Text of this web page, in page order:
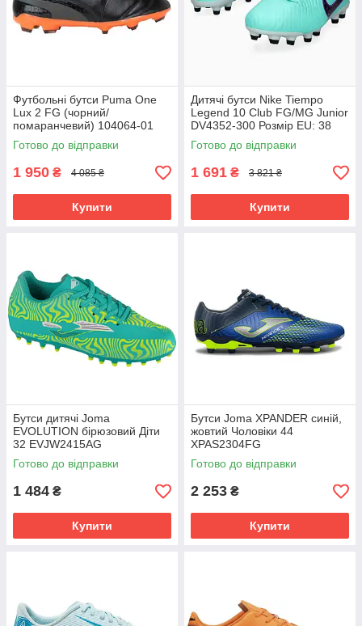
Футбольні бутси Puma One
Lux 2 FG (чорний/
помаранчевий) 104064-01
Розмір EU: 44
Готово до відправки
1 950 ₴ 4 085 ₴
Купити
Дитячі бутси Nike Tiempo
Legend 10 Club FG/MG Junior
DV4352-300 Розмір EU: 38
Готово до відправки
1 691 ₴ 3 821 ₴
Купити
Бутси дитячі Joma
EVOLUTION бірюзовий Діти
32 EVJW2415AG
Готово до відправки
1 484 ₴
Купити
Бутси Joma XPANDER синій,
жовтий Чоловіки 44
XPAS2304FG
Готово до відправки
2 253 ₴
Купити